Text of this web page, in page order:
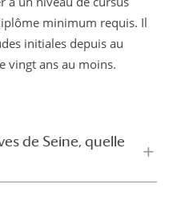
minimum requis. Il
initiales depuis au
vingt ans au moins.
de Seine, quelle